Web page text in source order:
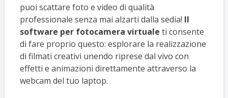
puoi scattare foto e video di qualità
professionale senza mai alzarti dalla sedia! Il
software per fotocamera virtuale ti consente
di fare proprio questo: esplorare la realizzazione
di filmati creativi unendo riprese dal vivo con
effetti e animazioni direttamente attraverso la
webcam del tuo laptop.